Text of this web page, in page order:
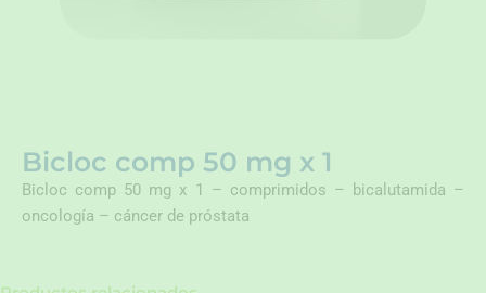
Bicloc comp 50 mg x 1
Bicloc comp 50 mg x 1 – comprimidos – bicalutamida –
oncología – cáncer de próstata